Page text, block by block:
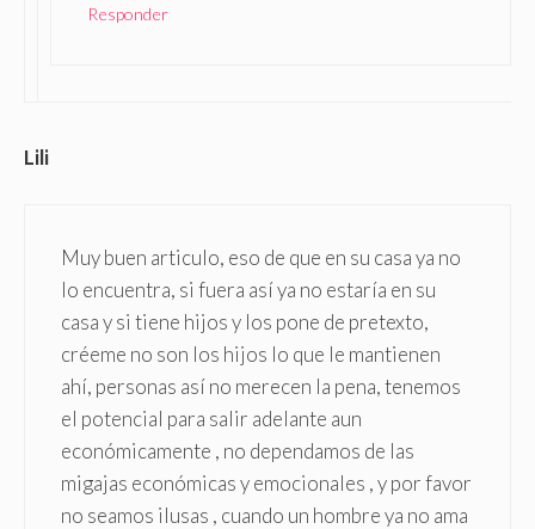
Responder
Lili
Muy buen articulo, eso de que en su casa ya no
lo encuentra, si fuera así ya no estaría en su
casa y si tiene hijos y los pone de pretexto,
créeme no son los hijos lo que le mantienen
ahí, personas así no merecen la pena, tenemos
el potencial para salir adelante aun
económicamente , no dependamos de las
migajas económicas y emocionales , y por favor
no seamos ilusas , cuando un hombre ya no ama